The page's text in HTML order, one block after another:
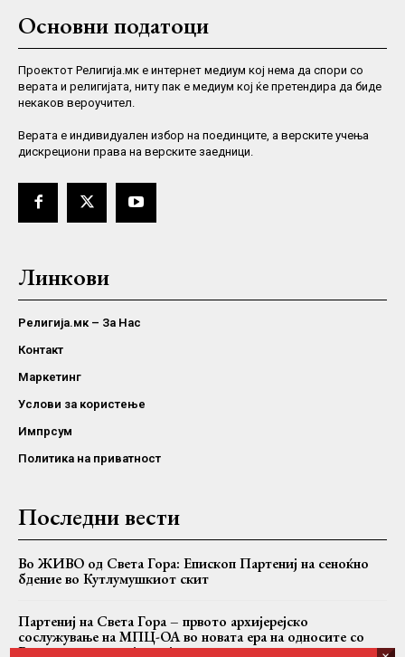
Основни податоци
Проектот Религија.мк е интернет медиум кој нема да спори со
верата и религијата, ниту пак е медиум кој ќе претендира да биде
некаков вероучител.
Верaта е индивидуален избор на поединците, а верските учења
дискрециони права на верските заедници.
Линкови
Религија.мк – За Нас
Контакт
Маркетинг
Услови за користење
Импрсум
Политика на приватност
Последни вести
Во ЖИВО од Света Гора: Епископ Партениј на сеноќно
бдение во Кутлумушкиот скит
Партениј на Света Гора – првото архијерејско
сослужување на МПЦ-ОА во новата ера на односите со
Вселенската патријаршија